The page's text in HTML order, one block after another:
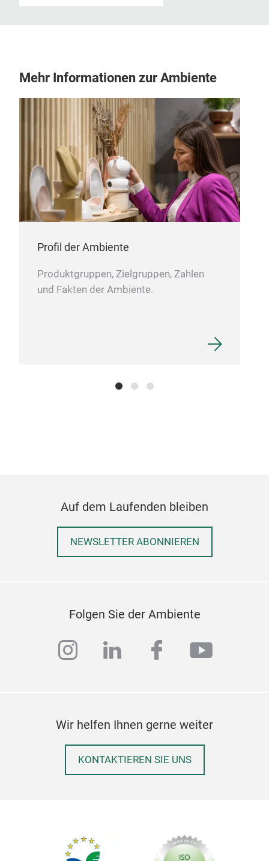
Mehr Informationen zur Ambiente
Profil der Ambiente
Produktgruppen, Zielgruppen, Zahlen
und Fakten der Ambiente.
Auf dem Laufenden bleiben
NEWSLETTER ABONNIEREN
Folgen Sie der Ambiente
instagram
linkedinfacebook
Wir helfen Ihnen gerne weiter
KONTAKTIEREN SIE UNS